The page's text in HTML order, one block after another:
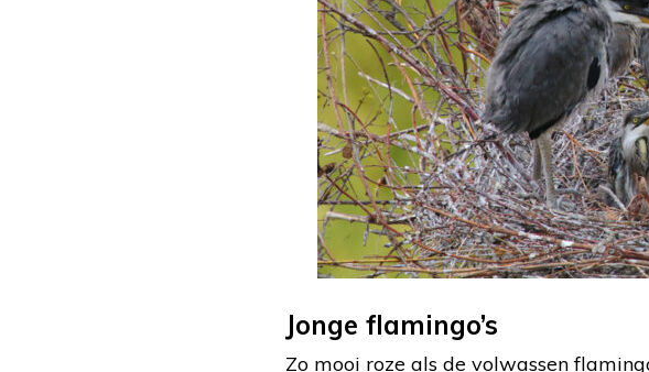
Jonge flamingo’s
Zo mooi roze als de volwassen